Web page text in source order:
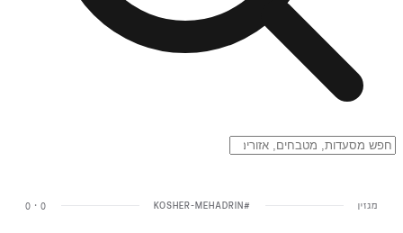
מגזין #
KOSHER-MEHADRIN
0
·
0